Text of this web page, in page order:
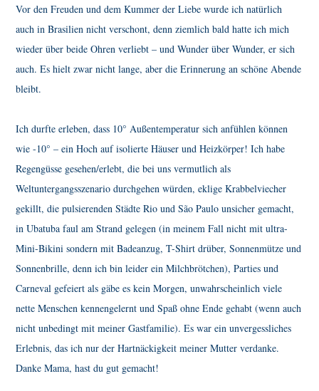
Vor den Freuden und dem Kummer der Liebe wurde ich natürlich
auch in Brasilien nicht verschont, denn ziemlich bald hatte ich mich
wieder über beide Ohren verliebt – und Wunder über Wunder, er sich
auch. Es hielt zwar nicht lange, aber die Erinnerung an schöne Abende
bleibt.
Ich durfte erleben, dass 10° Außentemperatur sich anfühlen können
wie -10° – ein Hoch auf isolierte Häuser und Heizkörper! Ich habe
Regengüsse gesehen/erlebt, die bei uns vermutlich als
Weltuntergangsszenario durchgehen würden, eklige Krabbelviecher
gekillt, die pulsierenden Städte Rio und São Paulo unsicher gemacht,
in Ubatuba faul am Strand gelegen (in meinem Fall nicht mit ultra-
Mini-Bikini sondern mit Badeanzug, T-Shirt drüber, Sonnenmütze und
Sonnenbrille, denn ich bin leider ein Milchbrötchen), Parties und
Carneval gefeiert als gäbe es kein Morgen, unwahrscheinlich viele
nette Menschen kennengelernt und Spaß ohne Ende gehabt (wenn auch
nicht unbedingt mit meiner Gastfamilie). Es war ein unvergessliches
Erlebnis, das ich nur der Hartnäckigkeit meiner Mutter verdanke.
Danke Mama, hast du gut gemacht!